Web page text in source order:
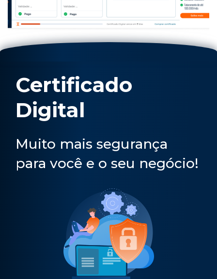
1
of
Certificado
Digital
Muito mais segurança
para você e o seu negócio!